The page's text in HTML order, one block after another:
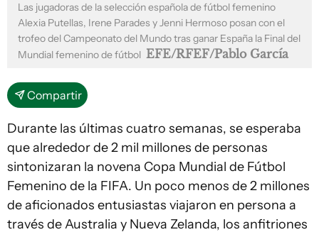
Las jugadoras de la selección española de fútbol femenino
Alexia Putellas, Irene Parades y Jenni Hermoso posan con el
trofeo del Campeonato del Mundo tras ganar España la Final del
Mundial femenino de fútbol EFE/RFEF/Pablo García
Compartir
Durante las últimas cuatro semanas, se esperaba
que alrededor de 2 mil millones de personas
sintonizaran la novena Copa Mundial de Fútbol
Femenino de la FIFA. Un poco menos de 2 millones
de aficionados entusiastas viajaron en persona a
través de Australia y Nueva Zelanda, los anfitriones